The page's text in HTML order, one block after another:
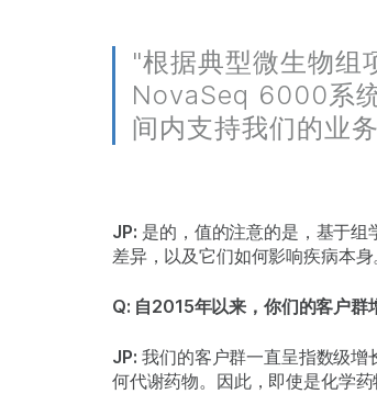
"根据典型微生物组
NovaSeq 6000系
间内支持我们的业
JP: 是的，值的注意的是，基于
差异，以及它们如何影响疾病本
Q: 自2015年以来，你们的客户群
JP: 我们的客户群一直呈指数级增
何代谢药物。因此，即使是化学